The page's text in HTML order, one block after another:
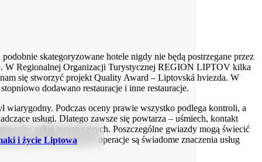
i życie Liptowa
skategoryzowane hotele nigdy nie będą postrzegane przez
W Regionalnej Organizacji Turystycznej REGION LIPTOV kilka
się stworzyć projekt Quality Award – Liptovská hviezda. W
dodawano restauracje i inne restauracje.
wiarygodny. Podczas oceny prawie wszystko podlega kontroli, a
usługi. Dlatego zawsze się powtarza – uśmiech, kontakt
usług turystycznych. Poszczególne gwiazdy mogą świecić
Na szczęście operacje są świadome znaczenia usług